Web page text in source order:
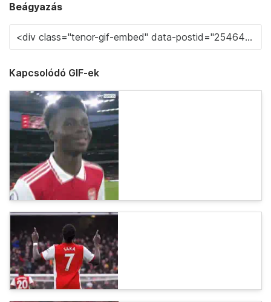
Beágyazás
Kapcsolódó GIF-ek